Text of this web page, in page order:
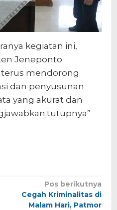
kegiatan ini,
Jeneponto
mendorong
dan penyusunan
yang akurat dan
Pos berikutnya
Cegah Kriminalitas di
Malam Hari, Patmor